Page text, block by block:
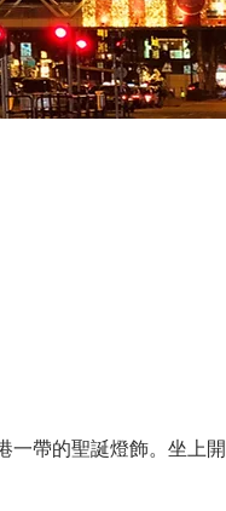
一帶的聖誕燈飾。坐上開